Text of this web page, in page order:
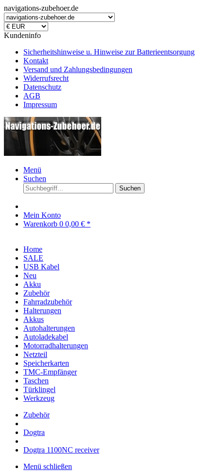
navigations-zubehoer.de
Kundeninfo
Sicherheitshinweise u. Hinweise zur Batterieentsorgung
Kontakt
Versand und Zahlungsbedingungen
Widerrufsrecht
Datenschutz
AGB
Impressum
Menü
Suchen
Suchen
Mein Konto
Warenkorb 0 0,00 € *
Home
SALE
USB Kabel
Neu
Akku
Zubehör
Fahrradzubehör
Halterungen
Akkus
Autohalterungen
Autoladekabel
Motorradhalterungen
Netzteil
Speicherkarten
TMC-Empfänger
Taschen
Türklingel
Werkzeug
Zubehör
Dogtra
Dogtra 1100NC receiver
Menü schließen